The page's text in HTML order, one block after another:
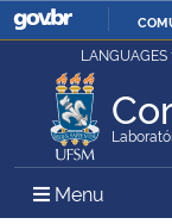
Ministério da Justiça e
Ministério da Defesa
LANGUAGES
Menu